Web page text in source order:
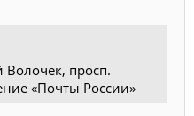
просп.
«Почты России»